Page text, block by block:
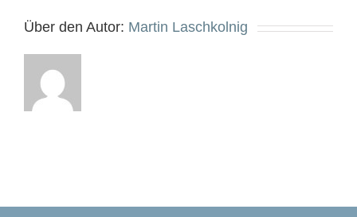
Über den Autor: Martin Laschkolnig